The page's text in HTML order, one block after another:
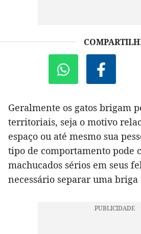
Geralmente os gatos brigam
territoriais, seja o motivo
espaço ou até mesmo sua
tipo de comportamento pode
machucados sérios em seus
necessário separar uma